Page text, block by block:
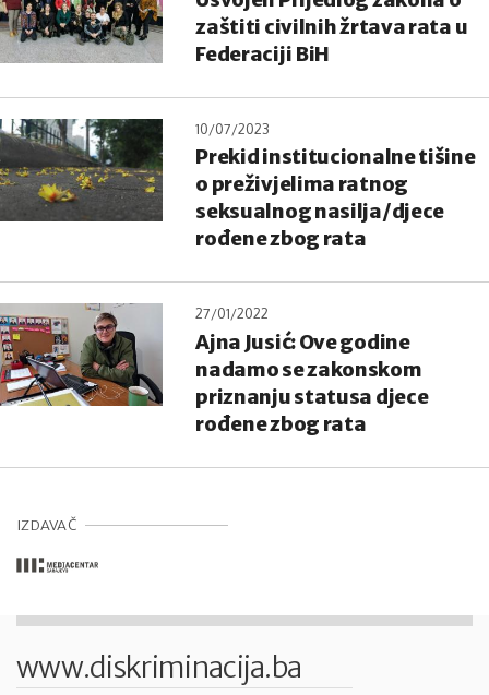
zaštiti civilnih žrtava rata u
Federaciji BiH
10/07/2023
Prekid institucionalne tišine
o preživjelima ratnog
seksualnog nasilja/djece
rođene zbog rata
27/01/2022
Ajna Jusić: Ove godine
nadamo se zakonskom
priznanju statusa djece
rođene zbog rata
IZDAVAČ
www.diskriminacija.ba